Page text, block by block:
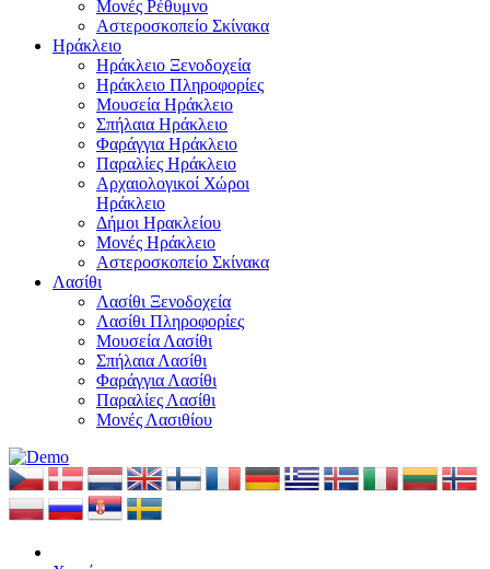
Μονές Ρέθυμνο
Αστεροσκοπείο Σκίνακα
Ηράκλειο
Ηράκλειο Ξενοδοχεία
Ηράκλειο Πληροφορίες
Μουσεία Ηράκλειο
Σπήλαια Ηράκλειο
Φαράγγια Ηράκλειο
Παραλίες Ηράκλειο
Αρχαιολογικοί Χώροι
Ηράκλειο
Δήμοι Ηρακλείου
Μονές Ηράκλειο
Αστεροσκοπείο Σκίνακα
Λασίθι
Λασίθι Ξενοδοχεία
Λασίθι Πληροφορίες
Μουσεία Λασίθι
Σπήλαια Λασίθι
Φαράγγια Λασίθι
Παραλίες Λασίθι
Μονές Λασιθίου